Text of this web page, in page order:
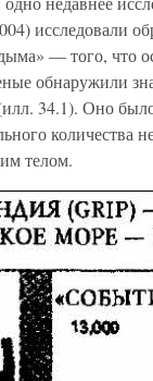
исследовали
— того, что
обнаружили
34.1). Оно
количества
телом.